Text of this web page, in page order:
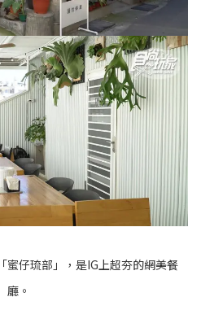
仔琉部」，是IG上超夯的網美餐
廳。